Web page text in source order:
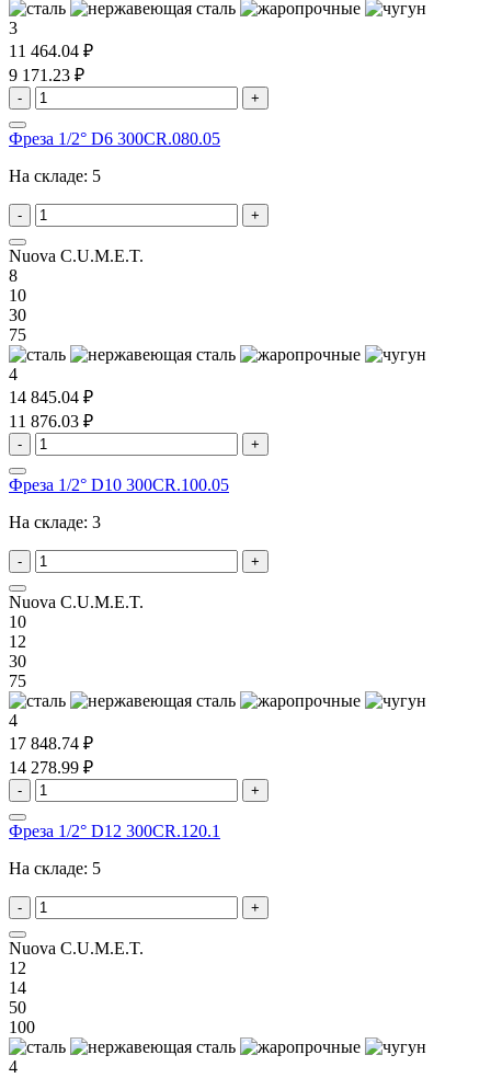
3
11 464.04 ₽
9 171.23 ₽
- +
Фреза 1/2° D6 300CR.080.05
На складе: 5
- +
Nuova C.U.M.E.T.
8
10
30
75
4
14 845.04 ₽
11 876.03 ₽
- +
Фреза 1/2° D10 300CR.100.05
На складе: 3
- +
Nuova C.U.M.E.T.
10
12
30
75
4
17 848.74 ₽
14 278.99 ₽
- +
Фреза 1/2° D12 300CR.120.1
На складе: 5
- +
Nuova C.U.M.E.T.
12
14
50
100
4